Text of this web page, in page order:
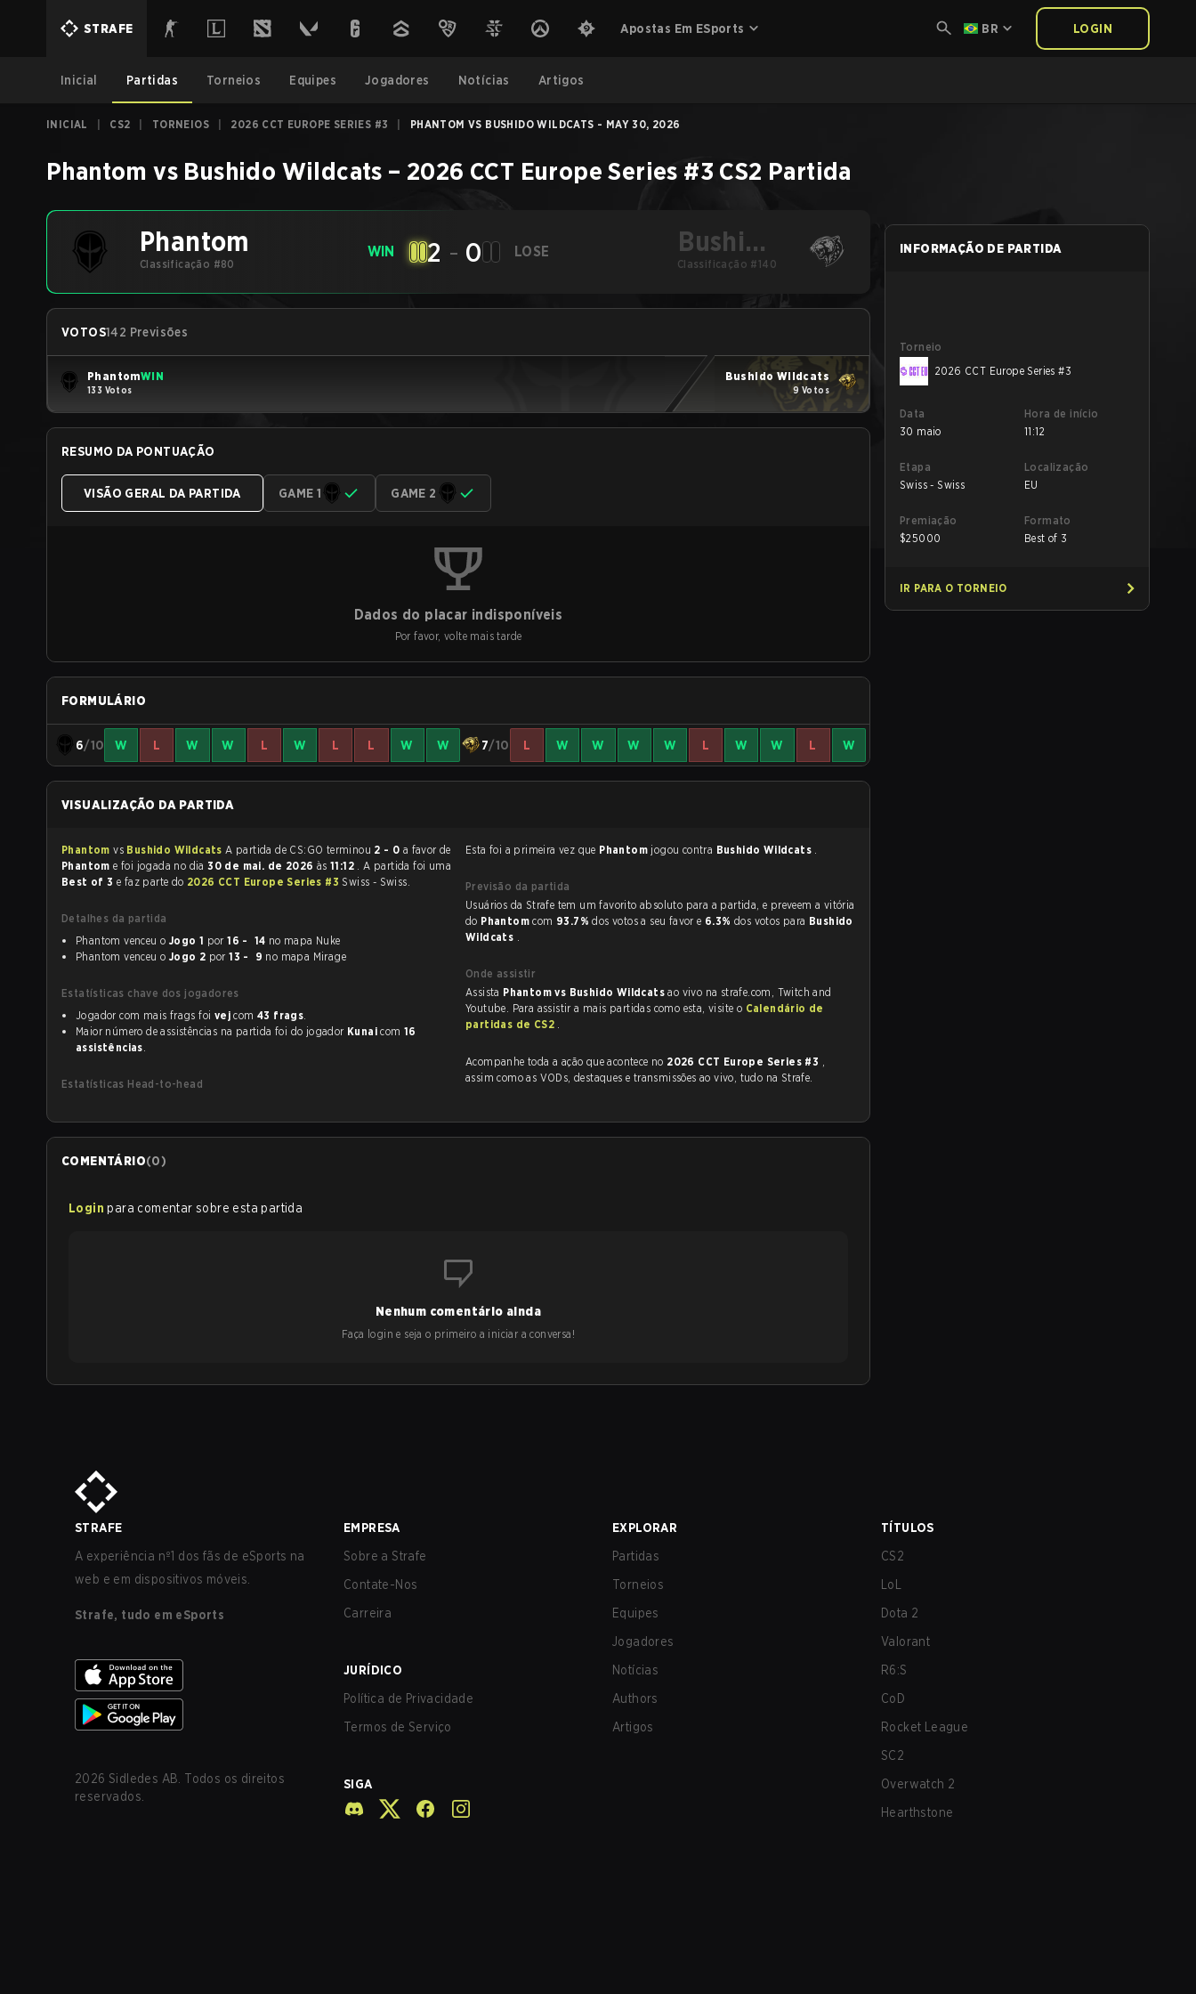
STRAFE Apostas Em ESports BR LOGIN
Inicial Partidas Torneios Equipes Jogadores Notícias Artigos
INICIAL CS2 TORNEIOS 2026 CCT EUROPE SERIES #3 PHANTOM VS BUSHIDO WILDCATS - MAY 30, 2026
Phantom vs Bushido Wildcats – 2026 CCT Europe Series #3 CS2 Partida
Phantom
Classificação #80
WIN 2 - 0 LOSE
Bushido
Wildcats
Classificação #140
VOTOS142 Previsões
PhantomWIN
133 Votos
Bushido Wildcats
9 Votos
RESUMO DA PONTUAÇÃO
VISÃO GERAL DA PARTIDA GAME 1 GAME 2
Dados do placar indisponíveis
Por favor, volte mais tarde
FORMULÁRIO
6/10 W L W W L W L L W W 7/10 L W W W W L W W L W
VISUALIZAÇÃO DA PARTIDA
Phantomvs Bushido Wildcats A partida de CS:GO terminou 2 - 0 a favor de
Phantom
e foi jogada no dia30 de mai. de 2026 às 11:12 . A partida foi uma
Best of 3 e faz parte do 2026 CCT Europe Series #3 Swiss - Swiss.
Detalhes da partida
Phantom venceu o Jogo 1 por 16 - 14 no mapa Nuke
Phantom venceu o Jogo 2 por 13 - 9 no mapa Mirage
Estatísticas chave dos jogadores
Jogador com mais frags foi vejcom 43 frags.
Maior número de assistências na partida foi do jogador Kunai com 16
assistências.
Estatísticas Head-to-head
Esta foi a primeira vez que Phantom jogou contra Bushido Wildcats .
Previsão da partida
Usuários da Strafe tem um favorito absoluto para a partida, e preveem a vitória
do Phantomcom 93.7%dos votos a seu favor e 6.3% dos votos para Bushido
Wildcats .
Onde assistir
Assista Phantom vs Bushido Wildcatsao vivo na strafe.com, Twitch and
Youtube. Para assistir a mais partidas como esta, visite o Calendário de
partidas de CS2 .
Acompanhe toda a ação que acontece no 2026 CCT Europe Series #3 ,
assim como as VODs, destaques e transmissões ao vivo, tudo na Strafe.
COMENTÁRIO(0)
Login para comentar sobre esta partida
Nenhum comentário ainda
Faça login e seja o primeiro a iniciar a conversa!
INFORMAÇÃO DE PARTIDA
Torneio
2026 CCT Europe Series #3
Data
30 maio
Hora de início
11:12
Etapa
Swiss - Swiss
Localização
EU
Premiação
$25000
Formato
Best of 3
IR PARA O TORNEIO
STRAFE
A experiência nº1 dos fãs de eSports na
web e em dispositivos móveis.
Strafe, tudo em eSports
2026 Sidledes AB. Todos os direitos
reservados.
EMPRESA
Sobre a Strafe
Contate-Nos
Carreira
JURÍDICO
Política de Privacidade
Termos de Serviço
SIGA
EXPLORAR
Partidas
Torneios
Equipes
Jogadores
Notícias
Authors
Artigos
TÍTULOS
CS2
LoL
Dota 2
Valorant
R6:S
CoD
Rocket League
SC2
Overwatch 2
Hearthstone